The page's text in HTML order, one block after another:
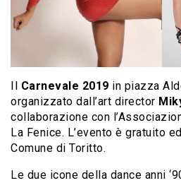
Carnevale 2019 in piazza
organizzato dall’art director
collaborazione con
La Fenice. L’evento è gratuito
Comune di Toritto.
Le due icone della dance anni